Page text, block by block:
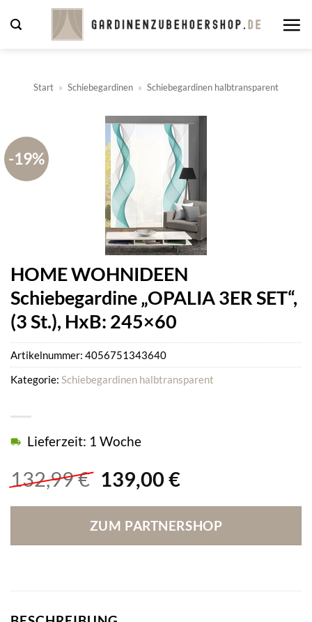
Inhalt
Start » Schiebegardinen » Schiebegardinen halbtransparent
-19%
HOME WOHNIDEEN
Schiebegardine „OPALIA 3ER SET“,
(3 St.), HxB: 245×60
132,99€ Ursprünglicher
war:
132,99 €
139,00 €Aktueller
ist:
139,00 €.
Lieferzeit: 1 Woche
ZUM PARTNERSHOP
Artikelnummer: 4056751343640
Kategorie: Schiebegardinen halbtransparent